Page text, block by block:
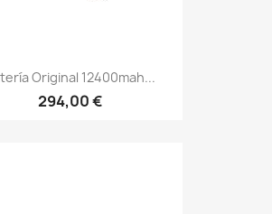
Original 12400mah...
294,00 €